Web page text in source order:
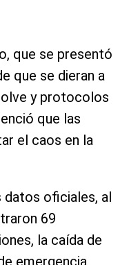
que se presentó
que se dieran a
y protocolos
que las
el caos en la
datos oficiales, al
69
la caída de
emergencia